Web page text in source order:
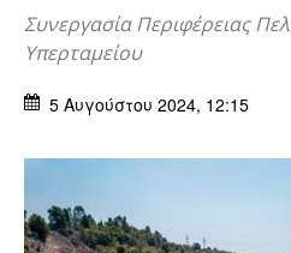
Συνεργασία Περιφέρειας
Υπερταμείου
5 Αυγούστου 2024, 12:15